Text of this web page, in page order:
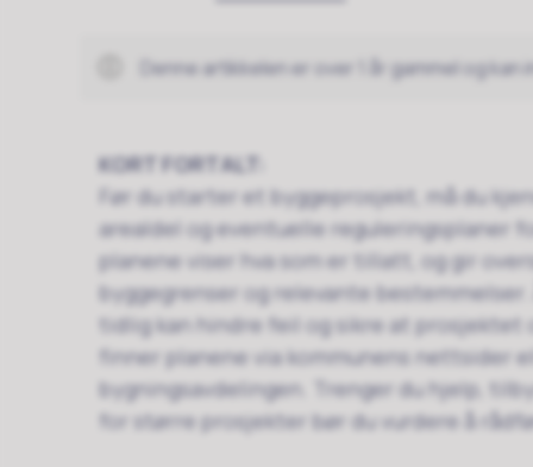
Denne artikkelen er over 1 år gammel og
KORT FORTALT:
Før du starter et byggeprosjekt, må du
arealdel og eventuelle reguleringsplaner
planene viser hva som er tillatt, og gir
byggegrenser og relevante
tidlig kan hindre feil og sikre at
finner planene via kommunens nettsider
bygningsavdelingen. Trenger du hjelp,
for større prosjekter bør du vurdere å